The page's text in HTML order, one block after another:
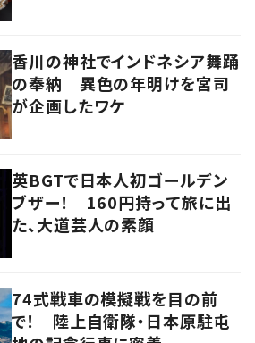
香川の神社でインドネシア舞踊
の奉納 異色の年明けを宮司
が企画したワケ
英BGTで日本人初ゴールデン
ブザー！ 160円持って旅に出
た、大道芸人の素顔
74式戦車の模擬戦を目の前
で！ 陸上自衛隊・日本原駐屯